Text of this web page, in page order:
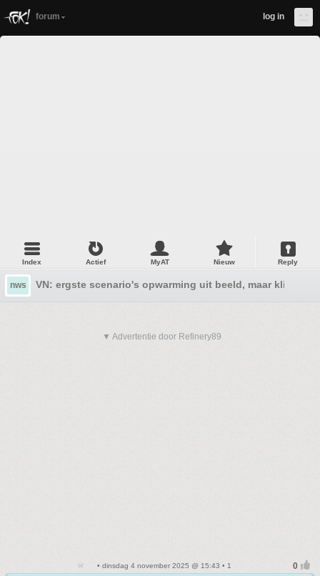
forum log in
Index Actief MyAT Nieuw Reply
nws VN: ergste scenario's opwarming uit beeld, maar
▼ Advertentie door Refinery89
• dinsdag 4 november 2025 @ 15:43 • 1